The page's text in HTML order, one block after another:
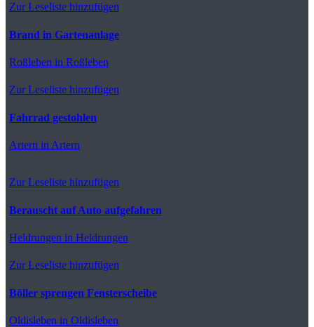
Zur Leseliste hinzufügen
Brand in Gartenanlage
Roßleben in Roßleben
Zur Leseliste hinzufügen
Fahrrad gestohlen
Artern in Artern
Zur Leseliste hinzufügen
Berauscht auf Auto aufgefahren
Heldrungen in Heldrungen
Zur Leseliste hinzufügen
Böller sprengen Fensterscheibe
Oldisleben in Oldisleben